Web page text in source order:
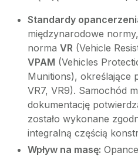
Standardy
międzynarodowe
norma VR (Vehicle
VPAM (Vehicles
Munitions), określające
VR7, VR9). Samochód
dokumentację
zostało wykonane
integralną częścią
Wpływ na masę: